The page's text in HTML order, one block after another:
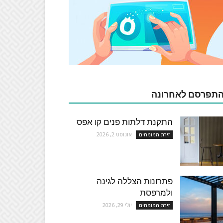
לאחרונה
התקנת דלתות פנים קו אפס
זירת המומחים אוגוסט 2, 2026
פתרונות הצללה לגינה
ולמרפסת
זירת המומחים יולי 29, 2026